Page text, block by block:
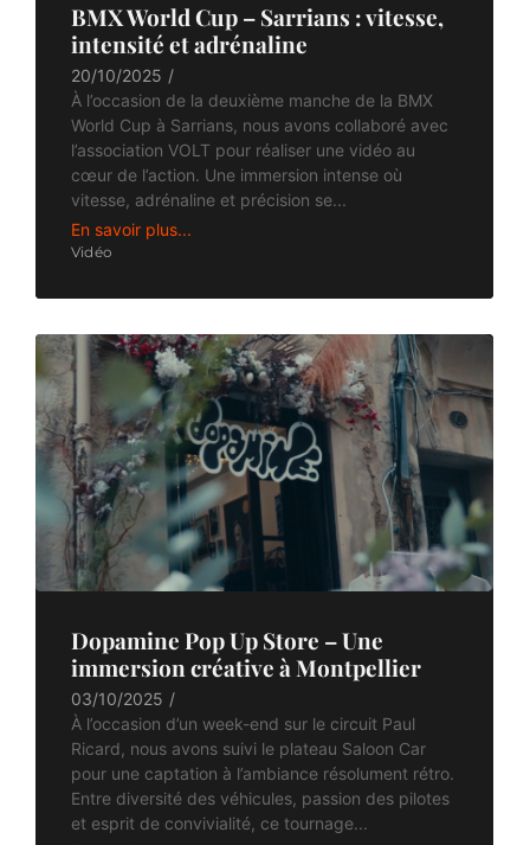
BMX World Cup – Sarrians : vitesse,
intensité et adrénaline
20/10/2025 /
À l’occasion de la deuxième manche de la BMX
World Cup à Sarrians, nous avons collaboré avec
l’association VOLT pour réaliser une vidéo au
cœur de l’action. Une immersion intense où
vitesse, adrénaline et précision se...
En savoir plus...
Vidéo
Dopamine Pop Up Store – Une
immersion créative à Montpellier
03/10/2025 /
À l’occasion d’un week-end sur le circuit Paul
Ricard, nous avons suivi le plateau Saloon Car
pour une captation à l’ambiance résolument rétro.
Entre diversité des véhicules, passion des pilotes
et esprit de convivialité, ce tournage...